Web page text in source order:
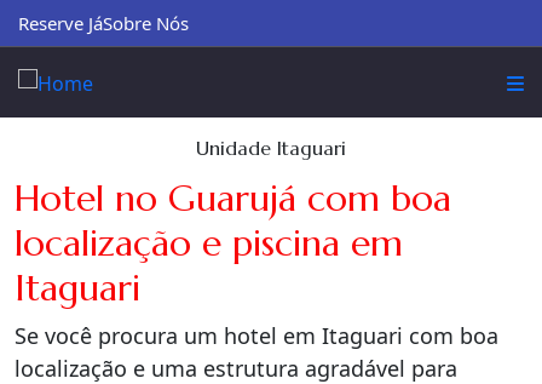
Reserve JáSobre Nós
Unidade Itaguari
Hotel no Guarujá com boa
localização e piscina em
Itaguari
Se você procura um hotel em Itaguari com boa
localização e uma estrutura agradável para